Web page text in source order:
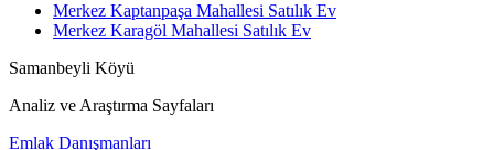
Merkez Kaptanpaşa Mahallesi Satılık Ev
Merkez Karagöl Mahallesi Satılık Ev
Samanbeyli Köyü
Analiz ve Araştırma Sayfaları
Emlak Danışmanları